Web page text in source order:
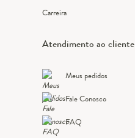
Carreira
Atendimento ao cliente
Meus pedidos
Fale Conosco
FAQ